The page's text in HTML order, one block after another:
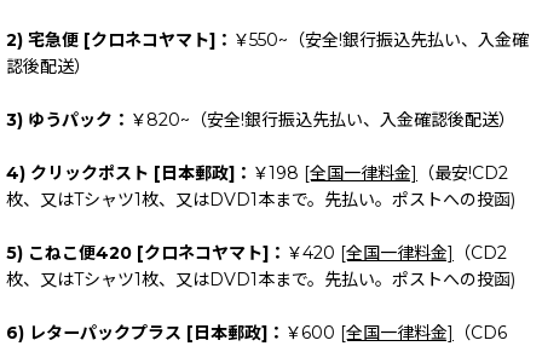
2) 宅急便 [クロネコヤマト]： ￥550~（安全!銀行振込先払い、入金確
認後配送）
3) ゆうパック： ￥820~（安全!銀行振込先払い、入金確認後配送）
4) クリックポスト [日本郵政]： ￥198 [全国一律料金]
（最安!CD2
枚、又はTシャツ1枚、又はDVD1本まで。先払い。ポストへの投函)
5) こねこ便420 [クロネコヤマト]： ￥420 [全国一律料金]
（CD2
枚、又はTシャツ1枚、又はDVD1本まで。先払い。ポストへの投函)
6) レターパックプラス [日本郵政]： ￥600 [全国一律料金]
（CD6